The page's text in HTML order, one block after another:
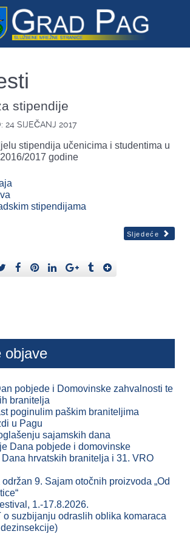
stipendije
24 SIJEČANJ 2017
stipendija učenicima i studentima u
2017 godine
stipendijama
Sljedeće
objave
pobjede i Domovinske zahvalnosti te
branitelja
poginulim paškim braniteljima
u Pagu
sajamskih dana
Dana pobjede i domovinske
hrvatskih branitelja i 31. VRO
9. Sajam otočnih proizvoda „Od
1.-17.8.2026.
o suzbijanju odraslih oblika komaraca